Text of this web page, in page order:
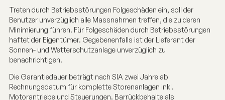
Treten durch Betriebsstörungen Folgeschäden ein, soll der
Benutzer unverzüglich alle Massnahmen treffen, die zu deren
Minimierung führen. Für Folgeschäden durch Betriebsstörungen
haftet der Eigentümer. Gegebenenfalls ist der Lieferant der
Sonnen- und Wetterschutzanlage unverzüglich zu
benachrichtigen.
Die Garantiedauer beträgt nach SIA zwei Jahre ab
Rechnungsdatum für komplette Storenanlagen inkl.
Motorantriebe und Steuerungen. Barrückbehalte als